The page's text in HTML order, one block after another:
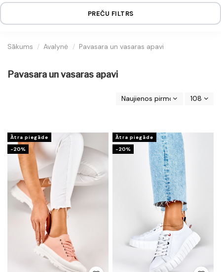
PREČU FILTRS
Sākums Avalynė Pavasara un vasaras apavi
Pavasara un vasaras apavi
Naujienos pirmos 108
Ātra piegāde
-20%
Ātra piegāde
-20%